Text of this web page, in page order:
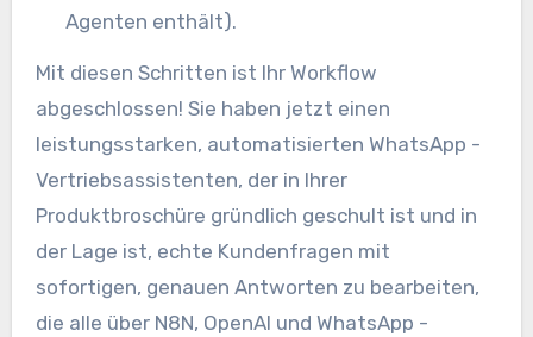
Agenten enthält).
Mit diesen Schritten ist Ihr Workflow
abgeschlossen! Sie haben jetzt einen
leistungsstarken, automatisierten WhatsApp -
Vertriebsassistenten, der in Ihrer
Produktbroschüre gründlich geschult ist und in
der Lage ist, echte Kundenfragen mit
sofortigen, genauen Antworten zu bearbeiten,
die alle über N8N, OpenAI und WhatsApp -